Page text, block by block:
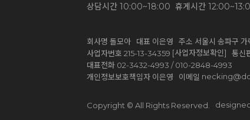
상담시간 10:00~18:00 휴게시간
회사명 돌모아 대표 이은영 주소 서울시 송파구
사업자번호 215-13-34359 [사업자정보확인] 통신
대표전화 02-3432-4993 / 010-2848-4993
개인정보보호책임자 이은영 이메일
Copyright © All Rights Reserved.